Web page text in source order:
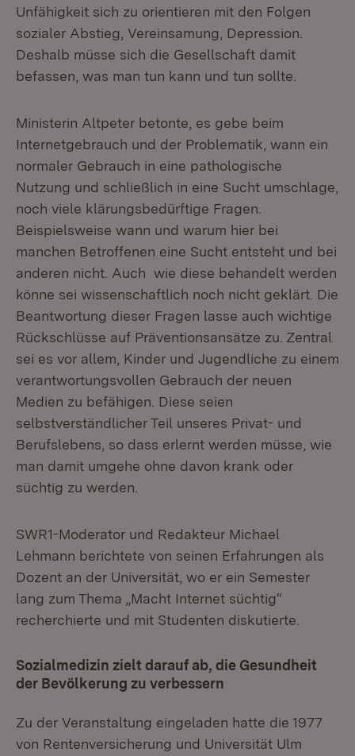
Unfähigkeit sich zu orientieren mit den Folgen
sozialer Abstieg, Vereinsamung, Depression.
Deshalb müsse sich die Gesellschaft damit
befassen, was man tun kann und tun sollte.
Ministerin Altpeter betonte, es gebe beim
Internetgebrauch und der Problematik, wann ein
normaler Gebrauch in eine pathologische
Nutzung und schließlich in eine Sucht umschlage,
noch viele klärungsbedürftige Fragen.
Beispielsweise wann und warum hier bei
manchen Betroffenen eine Sucht entsteht und bei
anderen nicht. Auch wie diese behandelt werden
könne sei wissenschaftlich noch nicht geklärt. Die
Beantwortung dieser Fragen lasse auch wichtige
Rückschlüsse auf Präventionsansätze zu. Zentral
sei es vor allem, Kinder und Jugendliche zu einem
verantwortungsvollen Gebrauch der neuen
Medien zu befähigen. Diese seien
selbstverständlicher Teil unseres Privat- und
Berufslebens, so dass erlernt werden müsse, wie
man damit umgehe ohne davon krank oder
süchtig zu werden.
SWR1-Moderator und Redakteur Michael
Lehmann berichtete von seinen Erfahrungen als
Dozent an der Universität, wo er ein Semester
lang zum Thema „Macht Internet süchtig“
recherchierte und mit Studenten diskutierte.
Sozialmedizin zielt darauf ab, die Gesundheit
der Bevölkerung zu verbessern
Zu der Veranstaltung eingeladen hatte die 1977
von Rentenversicherung und Universität Ulm